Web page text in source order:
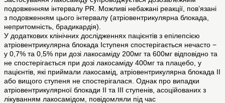
подовженням інтервалу PR. Можливі небажані реакції, пов’язані
з подовженням цього інтервалу (атріовентрикулярна блокада,
непритомність, брадикардія).
У додаткових клінічних дослідженнях пацієнтів з епілепсією
атріовентрикулярна блокада Iступеня спостерігається нечасто −
у 0,7% та 0,5% при дозі лакосаміду 200мг та 600мг відповідно та
не спостерігається при дозі лакосаміду 400мг та плацебо, у
пацієнтів, які приймали лакосамід, атріовентрикулярна блокада ІІ
або вищого ступеня не спостерігалася. Однак про випадки
атріовентрикулярної блокади ІІ та ІІІ ступенів, асоційованих з
лікуванням лакосамідом, повідомляли під час